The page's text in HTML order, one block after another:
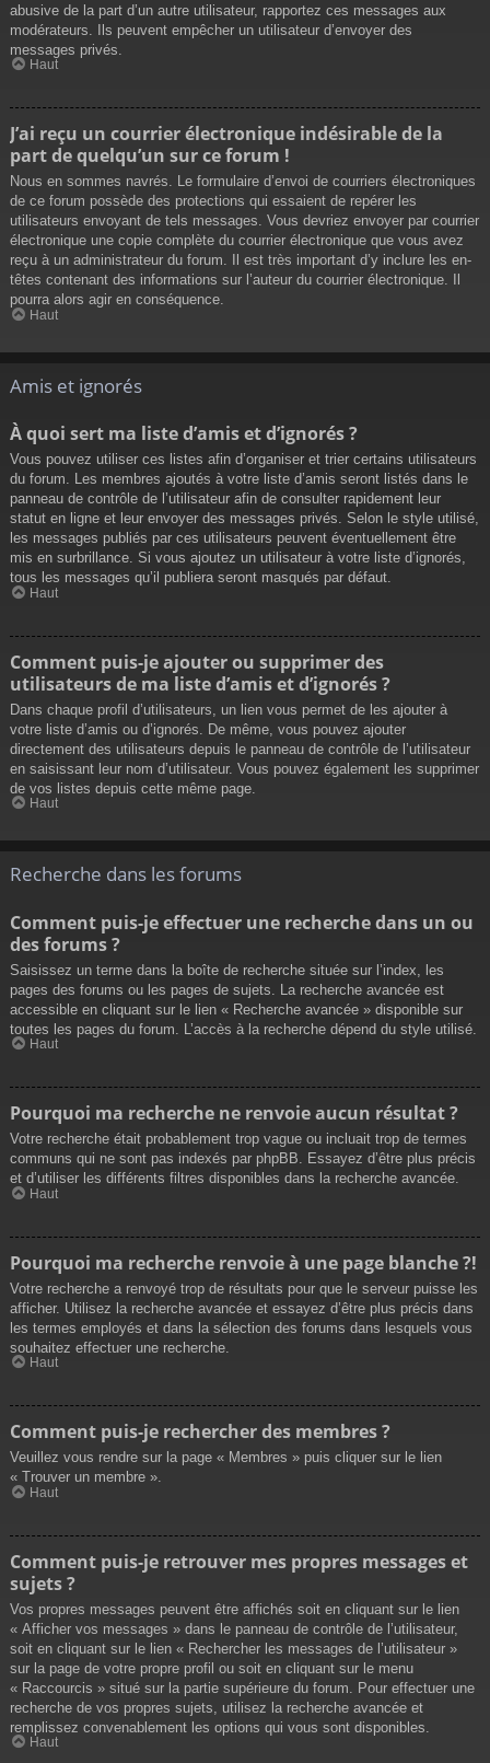
abusive de la part d’un autre utilisateur, rapportez ces messages aux
modérateurs. Ils peuvent empêcher un utilisateur d’envoyer des
messages privés.
Haut
J’ai reçu un courrier électronique indésirable de la
part de quelqu’un sur ce forum !
Nous en sommes navrés. Le formulaire d’envoi de courriers électroniques
de ce forum possède des protections qui essaient de repérer les
utilisateurs envoyant de tels messages. Vous devriez envoyer par courrier
électronique une copie complète du courrier électronique que vous avez
reçu à un administrateur du forum. Il est très important d’y inclure les en-
têtes contenant des informations sur l’auteur du courrier électronique. Il
pourra alors agir en conséquence.
Haut
Amis et ignorés
À quoi sert ma liste d’amis et d’ignorés ?
Vous pouvez utiliser ces listes afin d’organiser et trier certains utilisateurs
du forum. Les membres ajoutés à votre liste d’amis seront listés dans le
panneau de contrôle de l’utilisateur afin de consulter rapidement leur
statut en ligne et leur envoyer des messages privés. Selon le style utilisé,
les messages publiés par ces utilisateurs peuvent éventuellement être
mis en surbrillance. Si vous ajoutez un utilisateur à votre liste d’ignorés,
tous les messages qu’il publiera seront masqués par défaut.
Haut
Comment puis-je ajouter ou supprimer des
utilisateurs de ma liste d’amis et d’ignorés ?
Dans chaque profil d’utilisateurs, un lien vous permet de les ajouter à
votre liste d’amis ou d’ignorés. De même, vous pouvez ajouter
directement des utilisateurs depuis le panneau de contrôle de l’utilisateur
en saisissant leur nom d’utilisateur. Vous pouvez également les supprimer
de vos listes depuis cette même page.
Haut
Recherche dans les forums
Comment puis-je effectuer une recherche dans un ou
des forums ?
Saisissez un terme dans la boîte de recherche située sur l’index, les
pages des forums ou les pages de sujets. La recherche avancée est
accessible en cliquant sur le lien « Recherche avancée » disponible sur
toutes les pages du forum. L’accès à la recherche dépend du style utilisé.
Haut
Pourquoi ma recherche ne renvoie aucun résultat ?
Votre recherche était probablement trop vague ou incluait trop de termes
communs qui ne sont pas indexés par phpBB. Essayez d’être plus précis
et d’utiliser les différents filtres disponibles dans la recherche avancée.
Haut
Pourquoi ma recherche renvoie à une page blanche ?!
Votre recherche a renvoyé trop de résultats pour que le serveur puisse les
afficher. Utilisez la recherche avancée et essayez d’être plus précis dans
les termes employés et dans la sélection des forums dans lesquels vous
souhaitez effectuer une recherche.
Haut
Comment puis-je rechercher des membres ?
Veuillez vous rendre sur la page « Membres » puis cliquer sur le lien
« Trouver un membre ».
Haut
Comment puis-je retrouver mes propres messages et
sujets ?
Vos propres messages peuvent être affichés soit en cliquant sur le lien
« Afficher vos messages » dans le panneau de contrôle de l’utilisateur,
soit en cliquant sur le lien « Rechercher les messages de l’utilisateur »
sur la page de votre propre profil ou soit en cliquant sur le menu
« Raccourcis » situé sur la partie supérieure du forum. Pour effectuer une
recherche de vos propres sujets, utilisez la recherche avancée et
remplissez convenablement les options qui vous sont disponibles.
Haut